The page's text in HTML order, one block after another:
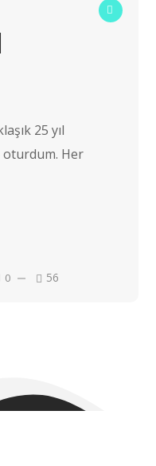
25 yıl
oturdum. Her
0 56